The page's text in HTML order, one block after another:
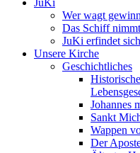
Wer wagt
Das Schiff
JuKi erfindet
Unsere Kirche
Geschichtliches
Johannes
Sankt
Wappen
Der